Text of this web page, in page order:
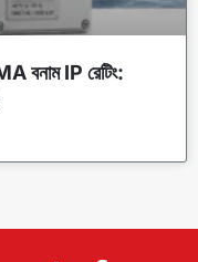
বনাম IP রেটিং: